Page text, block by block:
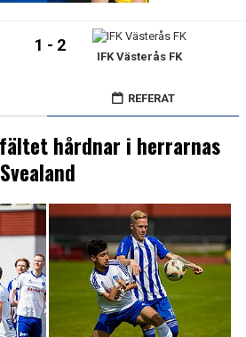
1 - 2
IFK Västerås FK
REFERAT
hårdnar i herrarnas